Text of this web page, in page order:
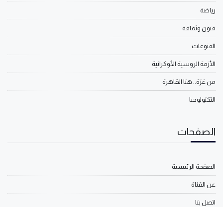
رياضة
فنون وثقافة
المنوعات
الأزمة الروسية الأوكرانية
من غزة.. هنا القاهرة
التكنولوجيا
الصفحات
الصفحة الرئيسية
عن القناة
اتصل بنا